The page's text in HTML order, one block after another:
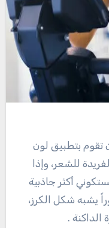
تقوم بتطبيق لون
للشعر، وإذا
أكثر جاذبية
يشبه شكل الكرز،
.